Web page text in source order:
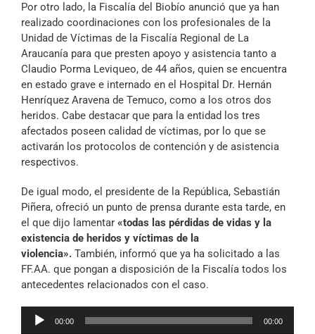
Por otro lado, la Fiscalía del Biobío anunció que ya han
realizado coordinaciones con los profesionales de la
Unidad de Víctimas de la Fiscalía Regional de La
Araucanía para que presten apoyo y asistencia tanto a
Claudio Porma Leviqueo, de 44 años, quien se encuentra
en estado grave e internado en el Hospital Dr. Hernán
Henríquez Aravena de Temuco, como a los otros dos
heridos. Cabe destacar que para la entidad los tres
afectados poseen calidad de víctimas, por lo que se
activarán los protocolos de contención y de asistencia
respectivos.
De igual modo, el presidente de la República, Sebastián
Piñera, ofreció un punto de prensa durante esta tarde, en
el que dijo lamentar «todas las pérdidas de vidas y la
existencia de heridos y víctimas de la
violencia». También, informó que ya ha solicitado a las
FF.AA. que pongan a disposición de la Fiscalía todos los
antecedentes relacionados con el caso.
Reproductor
00:00 00:00